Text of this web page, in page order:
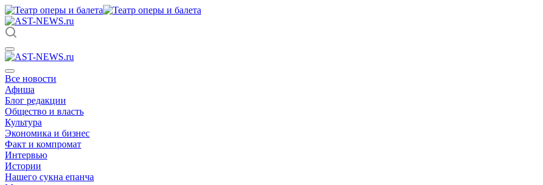
Все новости
Афиша
Блог редакции
Общество и власть
Культура
Экономика и бизнес
Факт и компромат
Интервью
Истории
Нашего сукна епанча